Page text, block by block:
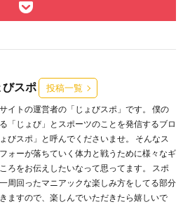
スポ 投稿一覧
イトの運営者の「じょびスポ」です。 僕の
「じょび」とスポーツのことを発信するブロ
びスポ」と呼んでくださいませ。 そんなス
ォーが落ちていく体力と戦うために様々なギ
ろをお伝えしたいなって思ってます。 スポ
周回ったマニアックな楽しみ方をしてる部分
ますので、楽しんでいただきたら嬉しいで